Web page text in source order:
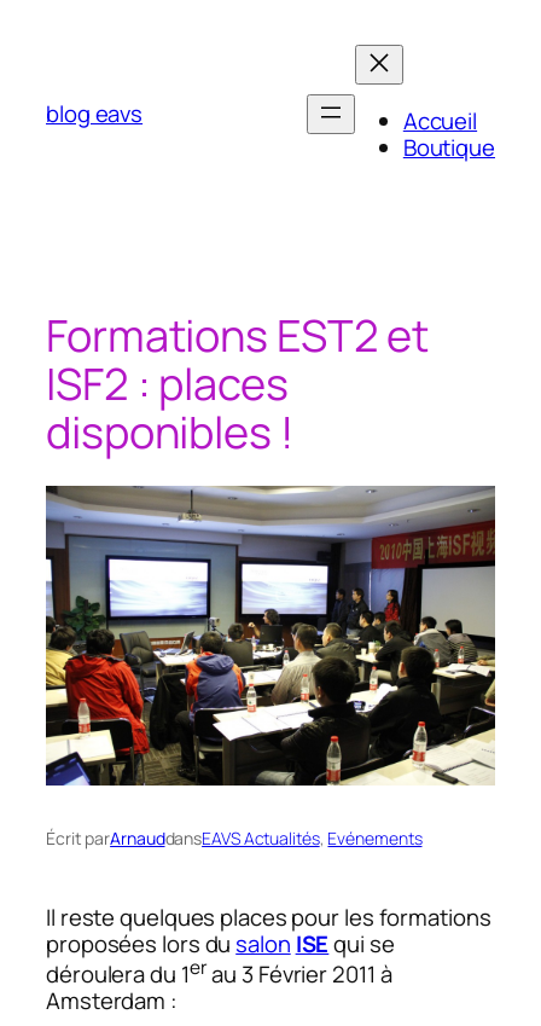
blog eavs
Accueil
Boutique
Formations EST2 et
ISF2 : places
disponibles !
Écrit parArnauddansEAVS Actualités, Evénements
Il reste quelques places pour les formations
proposées lors dusalon ISE qui se
déroulera du 1erau 3 Février 2011 à
Amsterdam :